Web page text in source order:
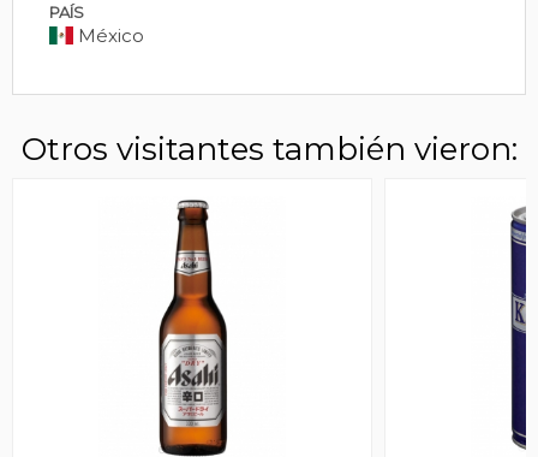
PAÍS
México
Otros visitantes también vieron: